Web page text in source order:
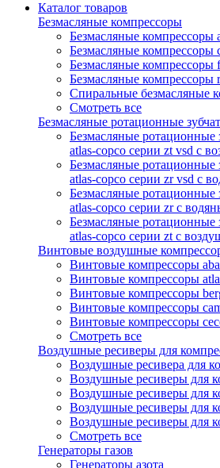
Каталог товаров
Безмасляные компрессоры
Безмасляные компрессоры
Безмасляные компрессоры
Безмасляные компрессоры
Безмасляные компрессоры
Спиральные безмасляные
Смотреть все
Безмасляные ротационные
Безмасляные ротационные
atlas-copco серии zt vsd с
Безмасляные ротационные
atlas-copco серии zr vsd с
Безмасляные ротационные
atlas-copco серии zr с
Безмасляные ротационные
atlas-copco серии zt с
Винтовые воздушные
Винтовые компрессоры
Винтовые компрессоры
Винтовые компрессоры
Винтовые компрессоры
Винтовые компрессоры
Смотреть все
Воздушные ресиверы для
Воздушные ресивера для
Воздушные ресиверы для
Воздушные ресиверы для
Воздушные ресиверы для
Воздушные ресиверы для
Смотреть все
Генераторы газов
Генераторы азота